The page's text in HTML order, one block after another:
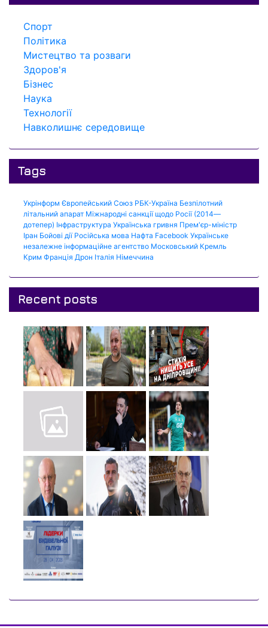
Спорт
Політика
Мистецтво та розваги
Здоров'я
Бізнес
Наука
Технології
Навколишнє середовище
Tags
Укрінформ Європейський Союз РБК-Україна Безпілотний
літальний апарат Міжнародні санкції щодо Росії (2014—
дотепер) Інфраструктура Українська гривня Прем'єр-міністр
Іран Бойові дії Російська мова Нафта Facebook Українське
незалежне інформаційне агентство Московський Кремль
Крим Франція Дрон Італія Німеччина
Recent posts